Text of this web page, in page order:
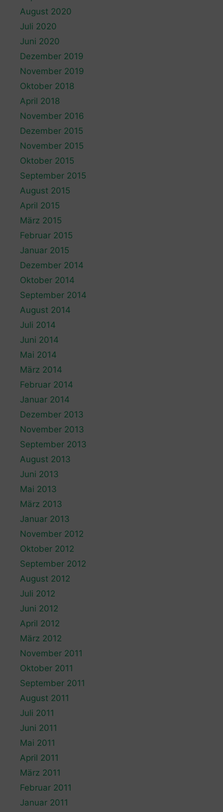
August 2020
Juli 2020
Juni 2020
Dezember 2019
November 2019
Oktober 2018
April 2018
November 2016
Dezember 2015
November 2015
Oktober 2015
September 2015
August 2015
April 2015
März 2015
Februar 2015
Januar 2015
Dezember 2014
Oktober 2014
September 2014
August 2014
Juli 2014
Juni 2014
Mai 2014
März 2014
Februar 2014
Januar 2014
Dezember 2013
November 2013
September 2013
August 2013
Juni 2013
Mai 2013
März 2013
Januar 2013
November 2012
Oktober 2012
September 2012
August 2012
Juli 2012
Juni 2012
April 2012
März 2012
November 2011
Oktober 2011
September 2011
August 2011
Juli 2011
Juni 2011
Mai 2011
April 2011
März 2011
Februar 2011
Januar 2011